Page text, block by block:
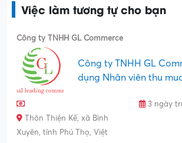
Việc làm tương tự cho bạn
Công ty TNHH GL Commerce
Công ty TNHH GL
dụng Nhân viên thu
3 ngày
Thôn Thiện Kế, xã Bình
Xuyên, tỉnh Phú Thọ, Việt